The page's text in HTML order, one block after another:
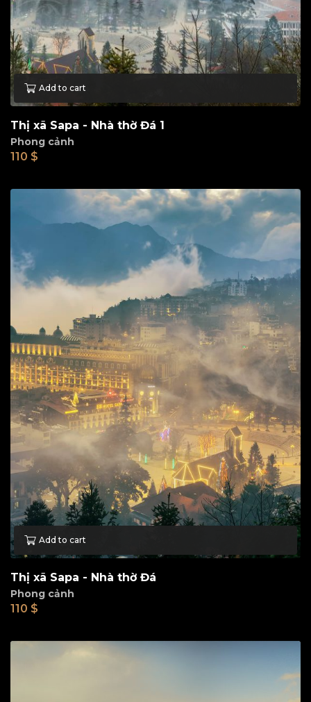
Add to cart
Thị xã Sapa - Nhà thờ Đá 1
Phong cảnh
110 $
Add to cart
Thị xã Sapa - Nhà thờ Đá
Phong cảnh
110 $